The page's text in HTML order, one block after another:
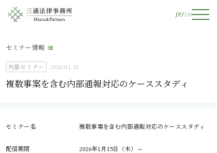
JP EN
セミナー情報
外部セミナー 2026.01.15
複数事案を含む内部通報対応のケーススタディ
セミナー名 複数事案を含む内部通報対応のケーススタディ
配信期間
2026年1月15日（木）～